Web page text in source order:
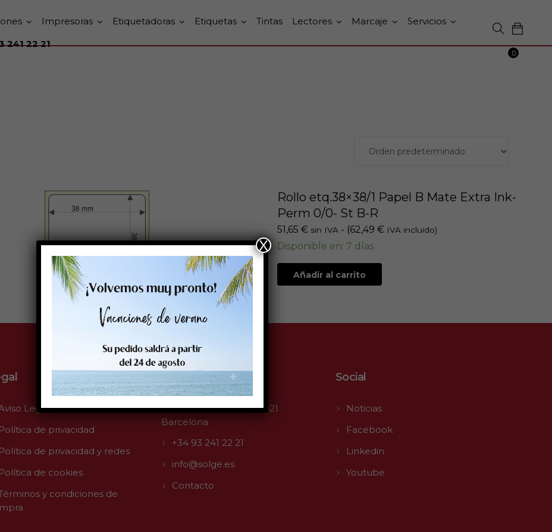
Impresoras Etiquetadoras Etiquetas Tintas Lectores Marcaje Servicios
241 22 21
0
Rollo etq.38×38/1 Papel B Mate Extra Ink-
Perm 0/0- St B-R
51,65€ sin IVA - (62,49€ IVA incluido)
Disponible en: 7 días
Añadir al carrito
Legal
Política de privacidad
Política de privacidad y redes
Política de cookies
y condiciones de
Contacto
C/ Muntaner, 263 08021
Barcelona
+34 93 241 22 21
info@solge.es
Contacto
Social
Noticias
Facebook
Linkedin
Youtube
X